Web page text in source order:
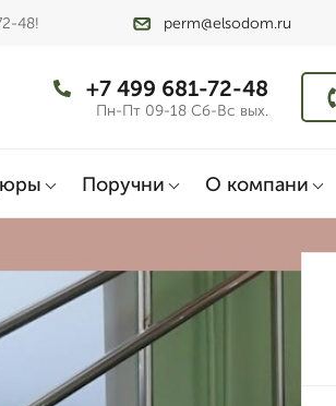
48! perm@elsodom.ru
+7 499 681-72-48
Пн-Пт 09-18 Сб-Вс вых.
Поручни О компани